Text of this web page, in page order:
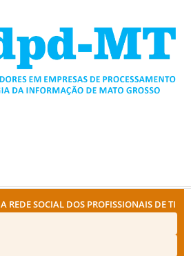
A REDE SOCIAL DOS PROFISSIONAIS DE TI